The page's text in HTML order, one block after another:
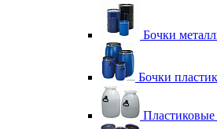
Бочки
Бочки